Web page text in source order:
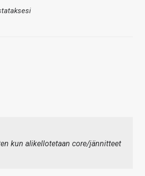
kun alikellotetaan core/jännitteet